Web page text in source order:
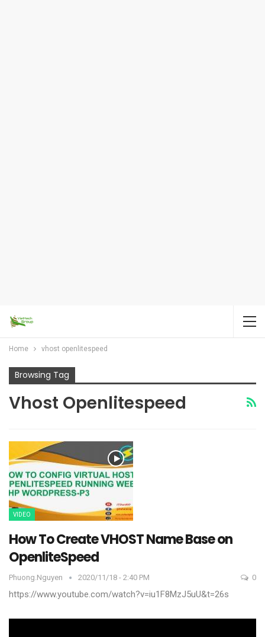
Home vhost openlitespeed
Browsing Tag
Vhost Openlitespeed
VIDEO
How To Create VHOST Name Base on
OpenliteSpeed
Phuong.nguyen 2020/11/18 - 2:40 PM 0
https://www.youtube.com/watch?v=iu1F8MzJ5uU&t=26s